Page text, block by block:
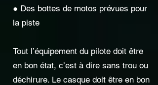
● Des bottes de motos prévues pour
la piste
Tout l’équipement du pilote doit être
en bon état, c’est à dire sans trou ou
déchirure. Le casque doit être en bon